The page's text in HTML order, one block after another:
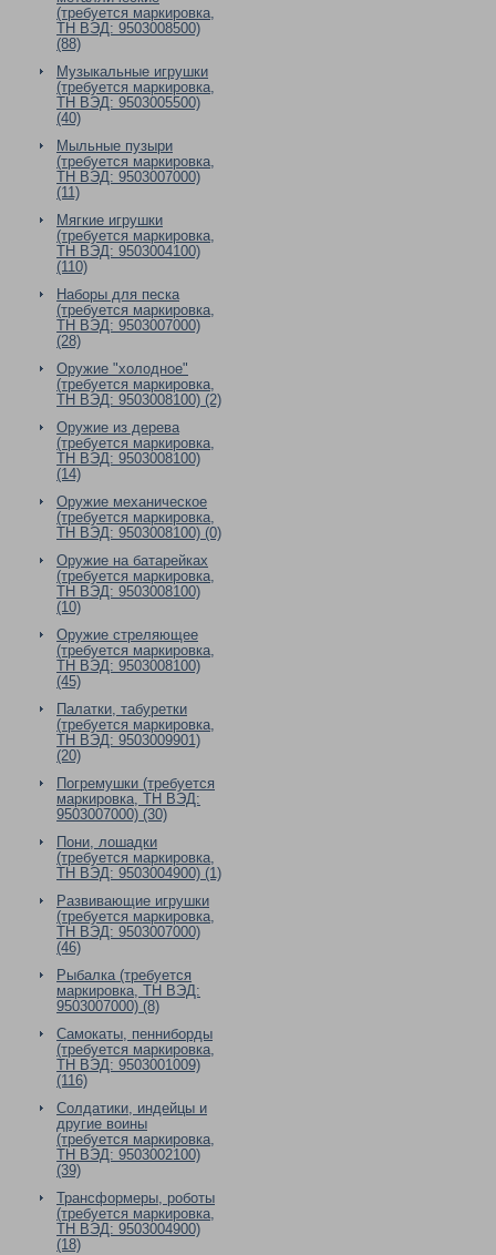
(требуется маркировка,
ТН ВЭД: 9503008500)
(88)
Музыкальные игрушки
(требуется маркировка,
ТН ВЭД: 9503005500)
(40)
Мыльные пузыри
(требуется маркировка,
ТН ВЭД: 9503007000)
(11)
Мягкие игрушки
(требуется маркировка,
ТН ВЭД: 9503004100)
(110)
Наборы для песка
(требуется маркировка,
ТН ВЭД: 9503007000)
(28)
Оружие "холодное"
(требуется маркировка,
ТН ВЭД: 9503008100) (2)
Оружие из дерева
(требуется маркировка,
ТН ВЭД: 9503008100)
(14)
Оружие механическое
(требуется маркировка,
ТН ВЭД: 9503008100) (0)
Оружие на батарейках
(требуется маркировка,
ТН ВЭД: 9503008100)
(10)
Оружие стреляющее
(требуется маркировка,
ТН ВЭД: 9503008100)
(45)
Палатки, табуретки
(требуется маркировка,
ТН ВЭД: 9503009901)
(20)
Погремушки (требуется
маркировка, ТН ВЭД:
9503007000) (30)
Пони, лошадки
(требуется маркировка,
ТН ВЭД: 9503004900) (1)
Развивающие игрушки
(требуется маркировка,
ТН ВЭД: 9503007000)
(46)
Рыбалка (требуется
маркировка, ТН ВЭД:
9503007000) (8)
Самокаты, пенниборды
(требуется маркировка,
ТН ВЭД: 9503001009)
(116)
Солдатики, индейцы и
другие воины
(требуется маркировка,
ТН ВЭД: 9503002100)
(39)
Трансформеры, роботы
(требуется маркировка,
ТН ВЭД: 9503004900)
(18)